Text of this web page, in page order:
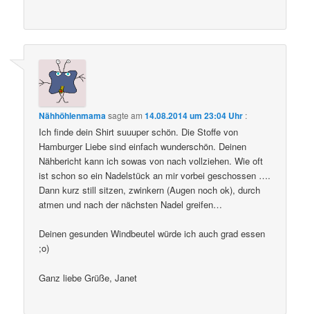
Nähhöhlenmamasagte am14.08.2014 um 23:04 Uhr :
Ich finde dein Shirt suuuper schön. Die Stoffe von
Hamburger Liebe sind einfach wunderschön. Deinen
Nähbericht kann ich sowas von nach vollziehen. Wie oft
ist schon so ein Nadelstück an mir vorbei geschossen ….
Dann kurz still sitzen, zwinkern (Augen noch ok), durch
atmen und nach der nächsten Nadel greifen…
Deinen gesunden Windbeutel würde ich auch grad essen
;o)
Ganz liebe Grüße, Janet